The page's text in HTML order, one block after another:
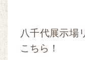
八千代展示場
こちら！